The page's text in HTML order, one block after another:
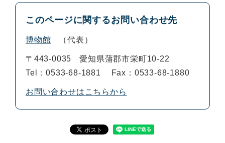
このページに関するお問い合わせ先
博物館 代表
〒443-0035
愛知県蒲郡市栄町10-22
Tel：0533-68-1881
Fax：0533-68-1880
お問い合わせはこちらから